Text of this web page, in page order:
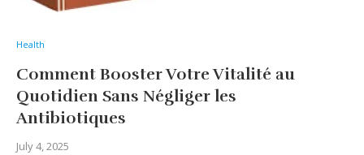
Health
Comment Booster Votre Vitalité au
Quotidien Sans Négliger les
Antibiotiques
July 4, 2025